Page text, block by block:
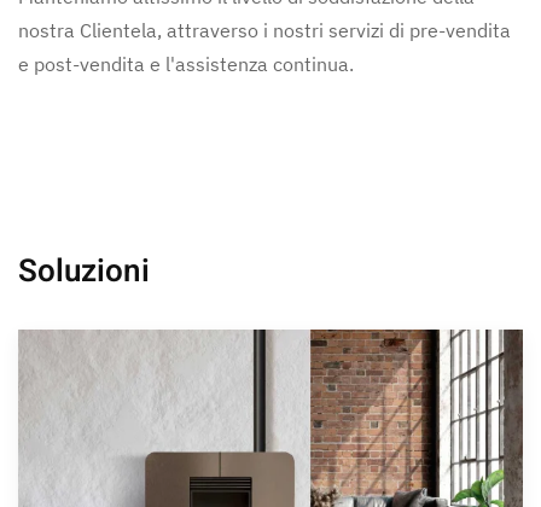
nostra Clientela, attraverso i nostri servizi di pre-vendita
e post-vendita e l'assistenza continua.
Soluzioni